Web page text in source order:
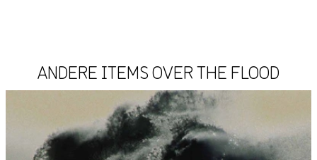
ANDERE ITEMS OVER THE FLOOD